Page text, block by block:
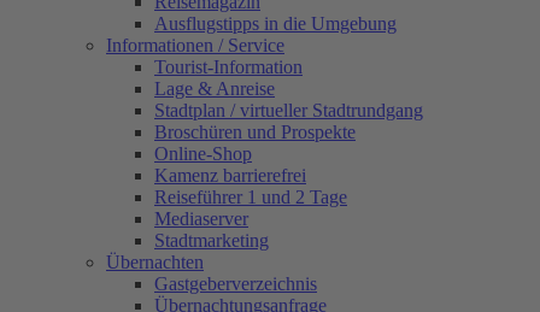
Ausflugstipps in die Umgebung
Informationen / Service
Tourist-Information
Lage & Anreise
Stadtplan / virtueller Stadtrundgang
Broschüren und Prospekte
Online-Shop
Kamenz barrierefrei
Reiseführer 1 und 2 Tage
Mediaserver
Stadtmarketing
Übernachten
Gastgeberverzeichnis
Übernachtungsanfrage